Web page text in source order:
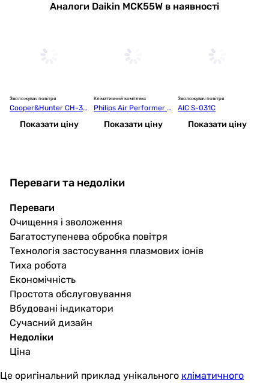
Аналоги Daikin MCK55W в наявності
Зволожувач повітря
Cooper&Hunter CH-33
Показати ціну
Кліматичний комплекс
Philips Air Performer 9
Показати ціну
Зволожувач повітря
AIC S-031C
Показати ціну
Переваги та недоліки
Переваги
Очищення і зволоження
Багатоступенева обробка повітря
Технологія застосування плазмових іонів
Тиха робота
Економічність
Простота обслуговування
Вбудовані індикатори
Сучасний дизайн
Недоліки
Ціна
Це оригінальний приклад унікального кліматичного